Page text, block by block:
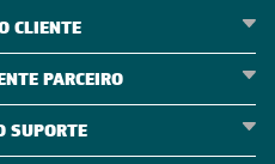
CLIENTE
PARCEIRO
SUPORTE